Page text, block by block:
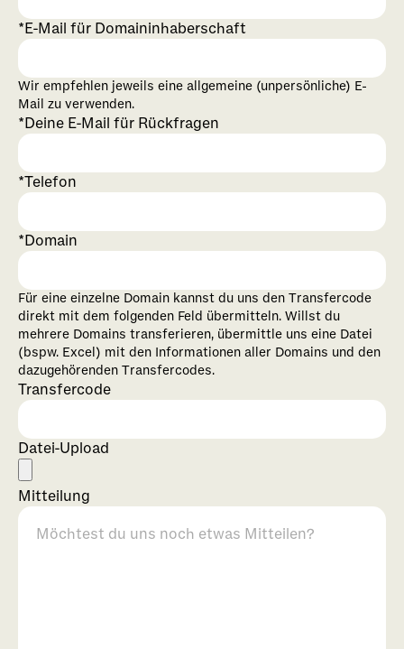
E-Mail für Domaininhaberschaft
Wir empfehlen jeweils eine allgemeine (unpersönliche) E-
Mail zu verwenden.
Deine E-Mail für Rückfragen
Telefon
Domain
Für eine einzelne Domain kannst du uns den Transfercode
direkt mit dem folgenden Feld übermitteln. Willst du
mehrere Domains transferieren, übermittle uns eine Datei
(bspw. Excel) mit den Informationen aller Domains und den
dazugehörenden Transfercodes.
Transfercode
Datei-Upload
Mitteilung